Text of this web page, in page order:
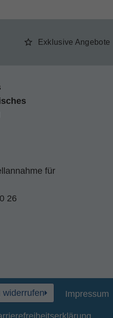
Exklusive Angebote
für
26
widerrufen Impressum